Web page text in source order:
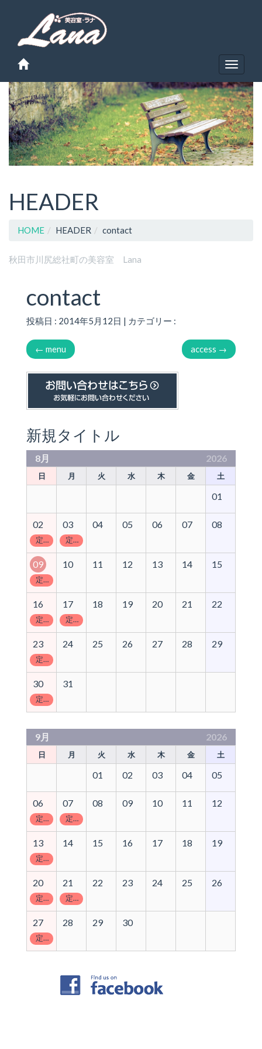
Toggle
HEADER
HOME HEADER contact
秋田市川尻総社町の美容室 Lana
contact
投稿日 : 2014年5月12日 | カテゴリー :
← menu access →
新規タイトル
8月 2026
日 月 火 水 木 金 土
01
02
定休日
03
定休日
04 05 06 07 08
09
定休日
10 11 12 13 14 15
16
定休日
17
定休日
18 19 20 21 22
23
定休日
24 25 26 27 28 29
30
定休日
31
9月 2026
日 月 火 水 木 金 土
01 02 03 04 05
06
定休日
07
定休日
08 09 10 11 12
13
定休日
14 15 16 17 18 19
20
定休日
21
定休日
22 23 24 25 26
27
定休日
28 29 30